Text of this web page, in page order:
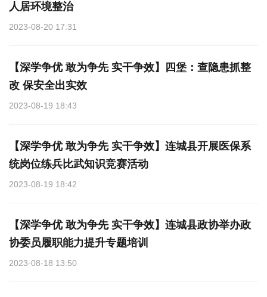
人居环境整治
2023-08-20 17:31
【深学争优 敢为争先 实干争效】四堡：查隐患抓整
改 保安全出实效
2023-08-19 18:43
【深学争优 敢为争先 实干争效】连城县开展医保系
统岗位练兵比武知识竞赛活动
2023-08-19 18:42
【深学争优 敢为争先 实干争效】连城县政协举办政
协委员履职能力提升专题培训
2023-08-18 13:50